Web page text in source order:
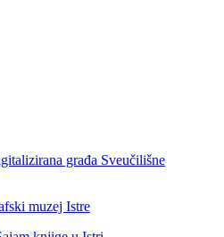
građa Sveučilišne
muzej Istre